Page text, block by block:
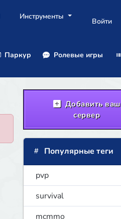
Инструменты
Войти
Паркур Ролевые игры
Добавить ваш
сервер
Популярные теги
pvp
survival
mcmmo